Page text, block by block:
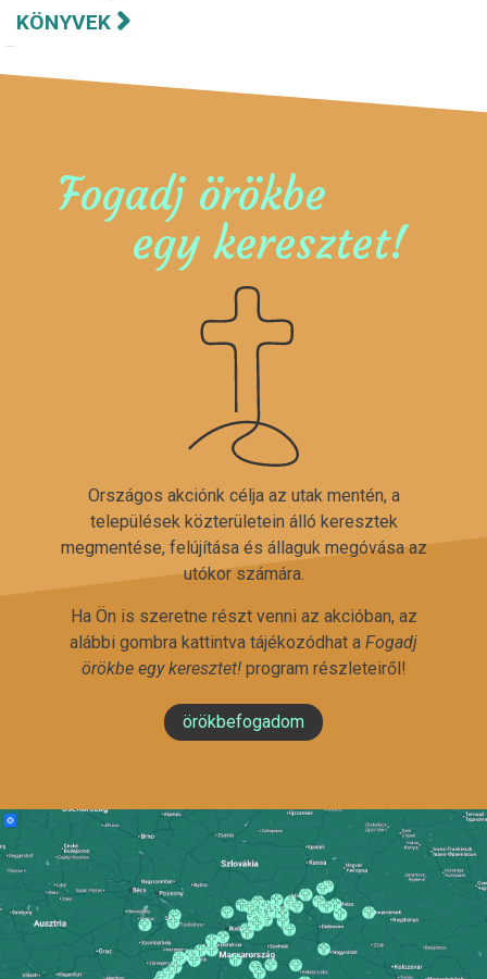
KÖNYVEK
Fogadj örökbe
egy keresztet!
Országos akciónk célja az utak mentén, a
települések közterületein álló keresztek
megmentése, felújítása és állaguk megóvása az
utókor számára.
Ha Ön is szeretne részt venni az akcióban, az
alábbi gombra kattintva tájékozódhat a Fogadj
örökbe egy keresztet!program részleteiről!
örökbefogadom